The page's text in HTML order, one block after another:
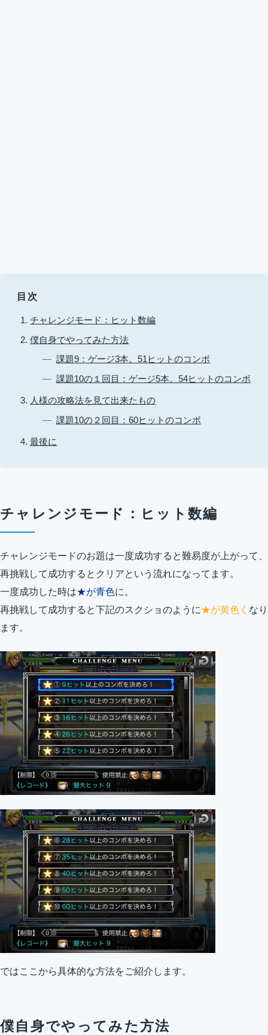
目次
チャレンジモード：ヒット数編
僕自身でやってみた方法
課題9：ゲージ3本。51ヒットのコンボ
課題10の１回目：ゲージ5本。54ヒットのコンボ
人様の攻略法を見て出来たもの
課題10の２回目：60ヒットのコンボ
最後に
チャレンジモード：ヒット数編
チャレンジモードのお題は一度成功すると難易度が上がって、
再挑戦して成功するとクリアという流れになってます。
一度成功した時は★が青色に。
再挑戦して成功すると下記のスクショのように★が黄色く なり
ます。
ではここから具体的な方法をご紹介します。
僕自身でやってみた方法